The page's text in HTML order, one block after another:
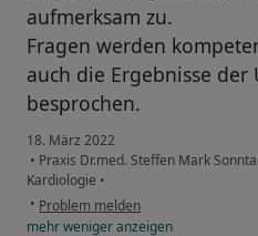
aufmerksam zu.
Fragen werden
auch die Ergebnisse
besprochen.
18. März 2022
• Praxis Dr.med. Steffen Mark
Kardiologie •
• Problem melden
mehrwenigeranzeigen